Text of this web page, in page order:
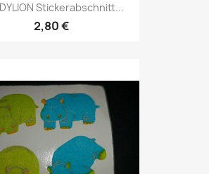
Stickerabschnitt...
2,80 €